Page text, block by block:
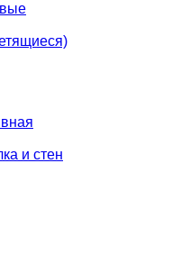
и стен